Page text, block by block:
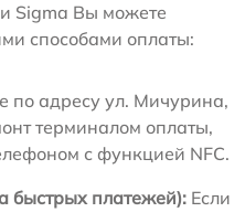
Sigma Вы можете
способами оплаты:
по адресу ул. Мичурина,
терминалом оплаты,
с функцией NFC.
быстрых платежей): Если